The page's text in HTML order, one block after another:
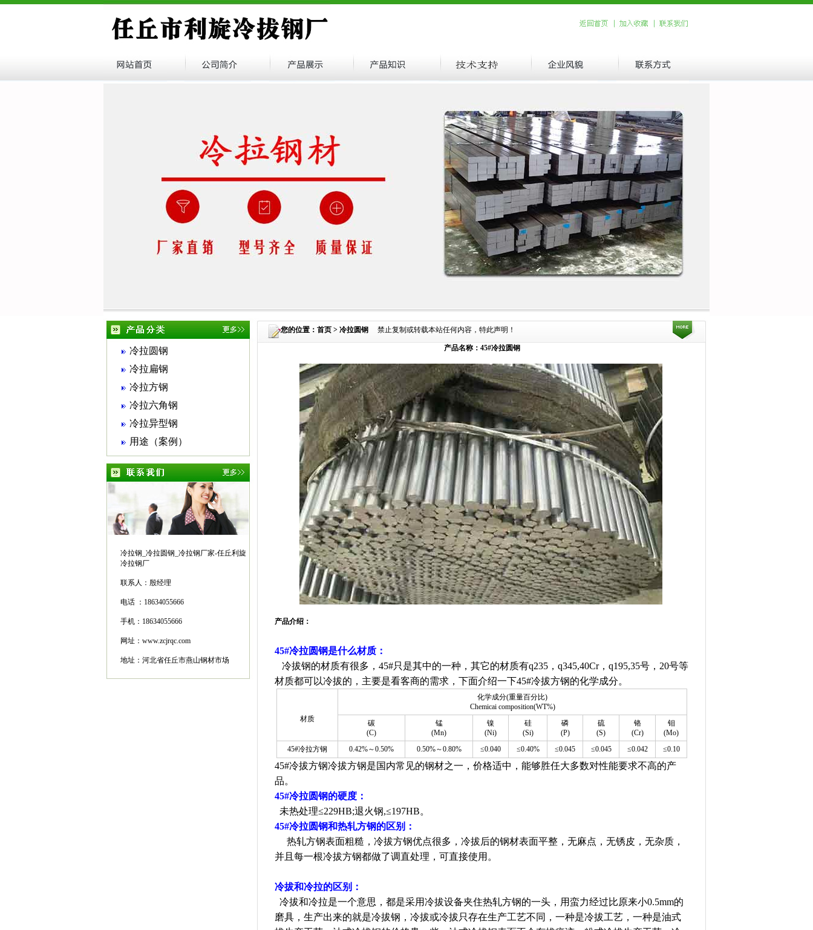
冷拉圆钢
冷拉扁钢
冷拉方钢
冷拉六角钢
冷拉异型钢
用途（案例）
冷拉钢_冷拉圆钢_冷拉钢厂家-任丘利旋
冷拉钢厂
联系人： 殷经理
电话 ： 18634055666
手机：18634055666
网址： www.zcjrqc.com
地址： 河北省任丘市燕山钢材市场
您的位置： 首页 > 冷拉圆钢 禁止复制或转载本站任何内容，特此声明！
产品名称：45#冷拉圆钢
产品介绍：
45#冷拉圆钢是什么材质：
冷拔钢的材质有很多，45#只是其中的一种，其它的材质有q235，q345,40Cr，q195,35号，20号等
材质都可以冷拔的，主要是看客商的需求，下面介绍一下45#冷拔方钢的化学成分。
材质
化学成分(重量百分比)
Chemicai composition(WT%)
碳
(C)
锰
(Mn)
镍
(Ni)
硅
(Si)
磷
(P)
硫
(S)
铬
(Cr)
钼
(Mo)
45#冷拉方钢
0.42%～0.50% 0.50%～0.80% ≤0.040 ≤0.40% ≤0.045 ≤0.045 ≤0.042 ≤0.10
45#冷拔方钢冷拔方钢是国内常见的钢材之一，价格适中，能够胜任大多数对性能要求不高的产
品。
45#冷拉圆钢的硬度：
未热处理≤229HB;退火钢,≤197HB。
45#冷拉圆钢和热轧方钢的区别：
热轧方钢表面粗糙，冷拔方钢优点很多，冷拔后的钢材表面平整，无麻点，无锈皮，无杂质，
并且每一根冷拔方钢都做了调直处理，可直接使用。
冷拔和冷拉的区别：
冷拔和冷拉是一个意思，都是采用冷拔设备夹住热轧方钢的一头，用蛮力经过比原来小0.5mm的
磨具，生产出来的就是冷拔钢，冷拔或冷拔只存在生产工艺不同，一种是冷拔工艺，一种是油式